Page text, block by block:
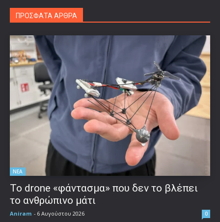
ΠΡΟΣΦΑΤΑ ΑΡΘΡΑ
ΝΕΑ
Το drone «φάντασμα» που δεν το βλέπει
το ανθρώπινο μάτι
Aniram - 6 Αυγούστου 2026 0